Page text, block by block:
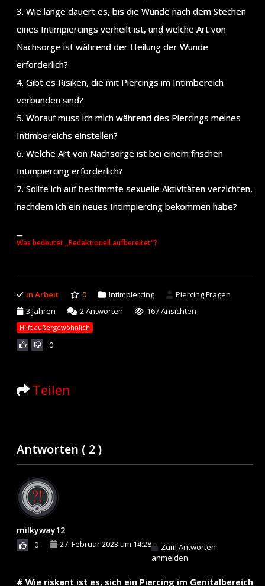
3. Wie lange dauert es, bis die Wunde nach dem Stechen
eines Intimpiercings verheilt ist, und welche Art von
Nachsorge ist während der Heilung der Wunde
erforderlich?
4. Gibt es Risiken, die mit Piercings im Intimbereich
verbunden sind?
5. Worauf muss ich mich während des Piercings meines
Intimbereichs einstellen?
6. Welche Art von Nachsorge ist bei einem frischen
Intimpiercing erforderlich?
7. Sollte ich auf bestimmte sexuelle Aktivitäten verzichten,
nachdem ich ein neues Intimpiercing bekommen habe?
Was bedeutet „Redaktionell aufbereitet“?
in Arbeit 0 Intimpiercing
Piercing Fragen
3 Jahren
2 Antworten 167 Ansichten
Hilft außergewöhnlich
0
Teilen
Antworten ( 2)
milkyway12
0 27. Februar 2023 um 14:28
Zum Antworten
anmelden
# Wie riskant ist es, sich ein Piercing im Genitalbereich